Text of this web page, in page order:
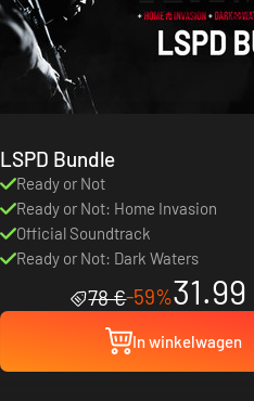
LSPD Bundle
Ready or Not
Ready or Not: Home Invasion
Official Soundtrack
Ready or Not: Dark Waters
78 €-59%
In winkelwagen